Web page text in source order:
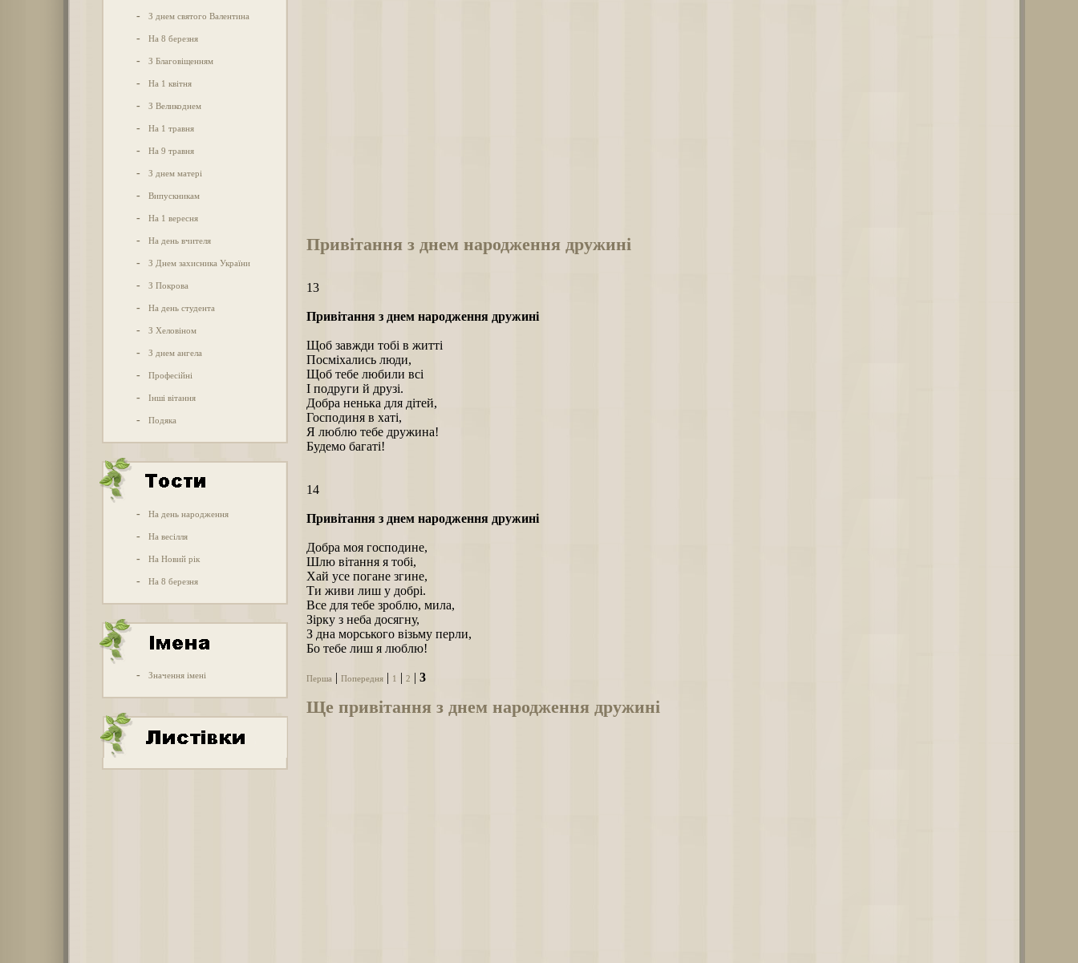
- З днем святого Валентина
- На 8 березня
- З Благовіщенням
- На 1 квітня
- З Великоднем
- На 1 травня
- На 9 травня
- З днем матері
- Випускникам
- На 1 вересня
- На день вчителя
- З Днем захисника України
- З Покрова
- На день студента
- З Хеловіном
- З днем ангела
- Професійні
- Інші вітання
- Подяка
- На день народження
- На весілля
- На Новий рік
- На 8 березня
- Значення імені
Привітання з днем народження дружині
13
Привітання з днем народження дружині
Щоб завжди тобі в житті
Посміхались люди,
Щоб тебе любили всі
І подруги й друзі.
Добра ненька для дітей,
Господиня в хаті,
Я люблю тебе дружина!
Будемо багаті!
14
Привітання з днем народження дружині
Добра моя господине,
Шлю вітання я тобі,
Хай усе погане згине,
Ти живи лиш у добрі.
Все для тебе зроблю, мила,
Зірку з неба досягну,
З дна морського візьму перли,
Бо тебе лиш я люблю!
Перша Попередня 1 2 3
Ще привітання з днем народження дружині